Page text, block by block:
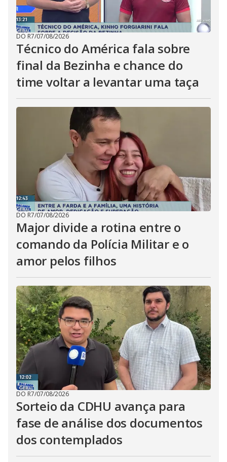
DO R7/07/08/2026
Técnico do América fala sobre
final da Bezinha e chance do
time voltar a levantar uma taça
DO R7/07/08/2026
Major divide a rotina entre o
comando da Polícia Militar e o
amor pelos filhos
DO R7/07/08/2026
Sorteio da CDHU avança para
fase de análise dos documentos
dos contemplados